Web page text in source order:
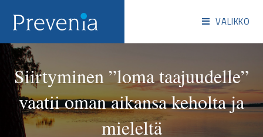
VALIKKO
Siirtyminen ”loma taajuudelle”
vaatii oman aikansa keholta ja
mieleltä